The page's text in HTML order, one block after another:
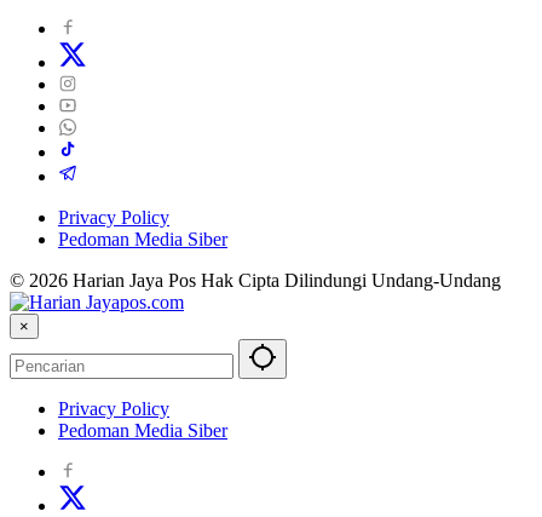
Privacy Policy
Pedoman Media Siber
© 2026 Harian Jaya Pos Hak Cipta Dilindungi Undang-Undang
×
Privacy Policy
Pedoman Media Siber